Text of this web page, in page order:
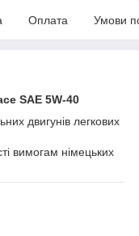
Оплата Умови
SAE 5W-40
двигунів легкових
вимогам німецьких